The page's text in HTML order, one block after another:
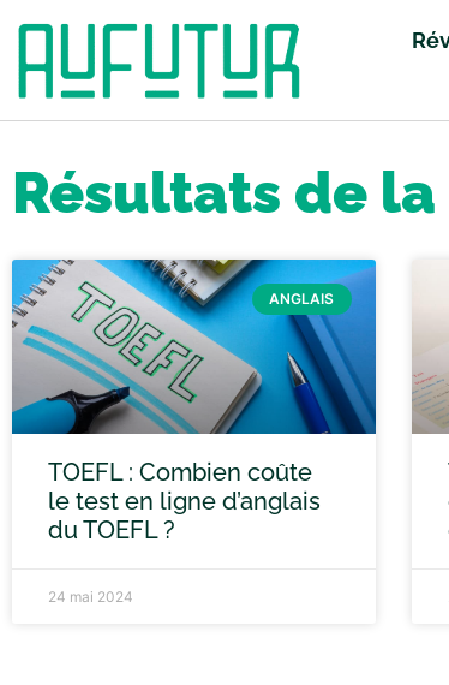
Résultats de
ANGLAIS
TOEFL : Combien coûte
le test en ligne d’anglais
du TOEFL ?
24 mai 2024